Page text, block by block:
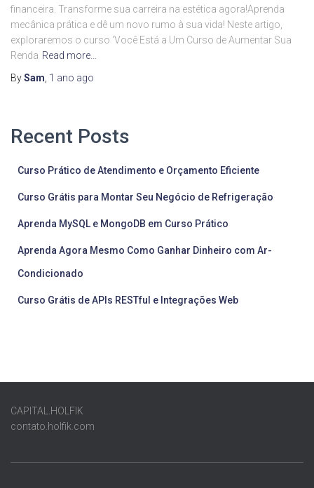
financeira. Transforme sua carreira na estética agora!Aprenda
mecânica prática e dê um novo rumo à sua vida! Neste artigo,
exploraremos o curso ‘Você Está a Um Curso de Aumentar Sua
Renda Read more…
BySam 1 ano ago
Recent Posts
Curso Prático de Atendimento e Orçamento Eficiente
Curso Grátis para Montar Seu Negócio de Refrigeração
Aprenda MySQL e MongoDB em Curso Prático
Aprenda Agora Mesmo Como Ganhar Dinheiro com Ar-
Condicionado
Curso Grátis de APIs RESTful e Integrações Web
CAPITAL.HOLFIK
contato.holfik.com